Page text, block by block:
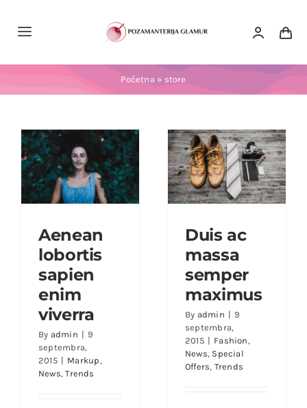
Toggle
Navigation
Proizvodi
Prodavnica
KONTAKTIRAJTE NAS
Početna » store
Aenean lobortis
sapien enim
viverra
Aenean
lobortis
sapien
enim
viverra
By admin | 9
septembra,
2015 | Markup ,
News,Trends
Duis ac massa
Duis ac
massa
semper
maximus
By admin | 9
septembra,
2015 | Fashion ,
News, Special
Offers, Trends